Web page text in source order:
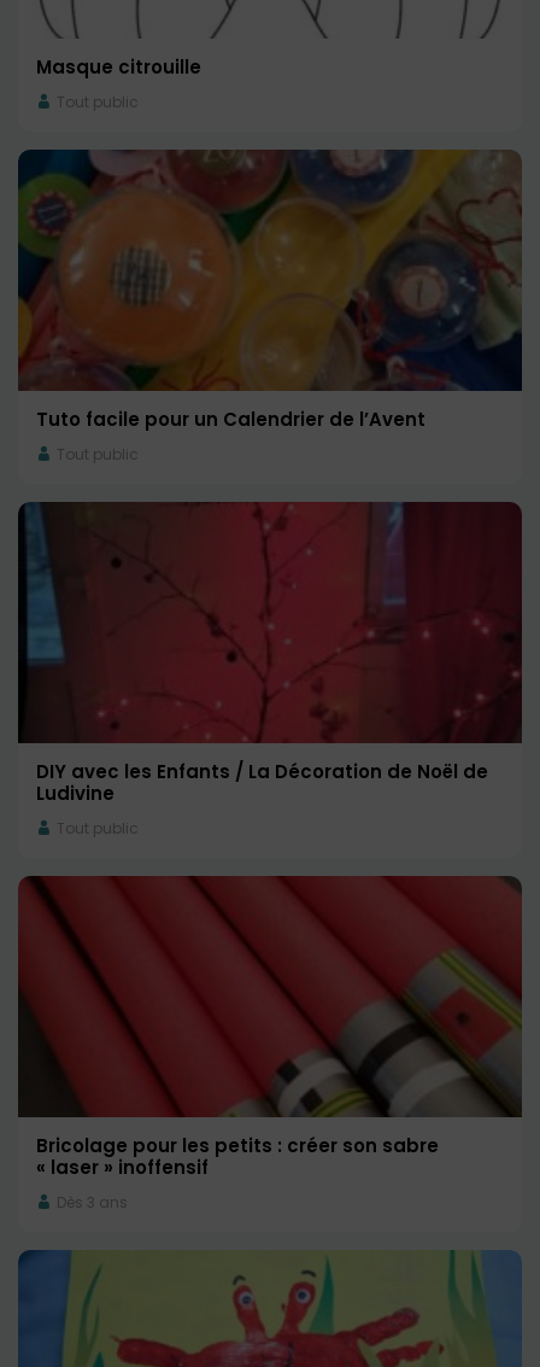
Masque citrouille
Tout public
Tuto facile pour un Calendrier de l’Avent
Tout public
DIY avec les Enfants / La Décoration de Noël de
Ludivine
Tout public
Bricolage pour les petits : créer son sabre
« laser » inoffensif
Dès 3 ans